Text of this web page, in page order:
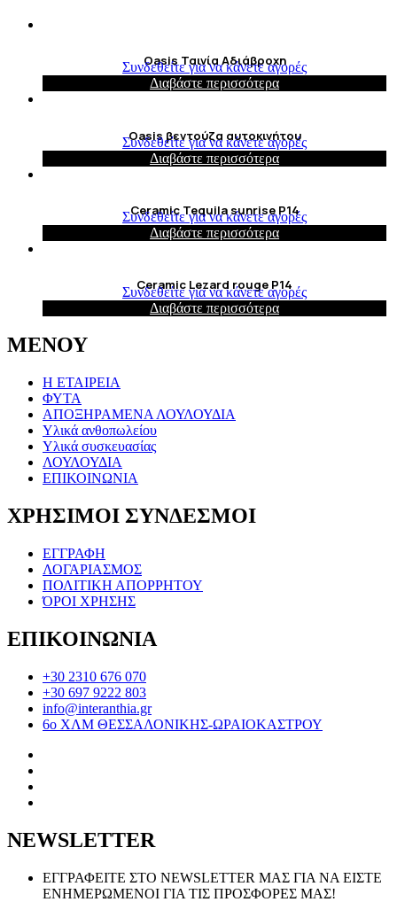
Oasis Ταινία Αδιάβροχη
Συνδεθείτε για να κάνετε αγορές
Διαβάστε περισσότερα
Oasis βεντούζα αυτοκινήτου
Συνδεθείτε για να κάνετε αγορές
Διαβάστε περισσότερα
Ceramic Tequila sunrise P14
Συνδεθείτε για να κάνετε αγορές
Διαβάστε περισσότερα
Ceramic Lezard rouge P14
Συνδεθείτε για να κάνετε αγορές
Διαβάστε περισσότερα
ΜΕΝΟΥ
Η ΕΤΑΙΡΕΙΑ
ΦΥΤΑ
ΑΠΟΞΗΡΑΜΕΝΑ ΛΟΥΛΟΥΔΙΑ
Υλικά ανθοπωλείου
Υλικά συσκευασίας
ΛΟΥΛΟΥΔΙΑ
ΕΠΙΚΟΙΝΩΝΙΑ
ΧΡΗΣΙΜΟΙ ΣΥΝΔΕΣΜΟΙ
ΕΓΓΡΑΦΗ
ΛΟΓΑΡΙΑΣΜΟΣ
ΠΟΛΙΤΙΚΗ ΑΠΟΡΡΗΤΟΥ
ΌΡΟΙ ΧΡΗΣΗΣ
ΕΠΙΚΟΙΝΩΝΙΑ
+30 2310 676 070
+30 697 9222 803
info@interanthia.gr
6ο ΧΛΜ ΘΕΣΣΑΛΟΝΙΚΗΣ-ΩΡΑΙΟΚΑΣΤΡΟΥ
NEWSLETTER
ΕΓΓΡΑΦΕΙΤΕ ΣΤΟ NEWSLETTER ΜΑΣ ΓΙΑ ΝΑ ΕΙΣΤΕ
ΕΝΗΜΕΡΩΜΕΝΟΙ ΓΙΑ ΤΙΣ ΠΡΟΣΦΟΡΕΣ ΜΑΣ!